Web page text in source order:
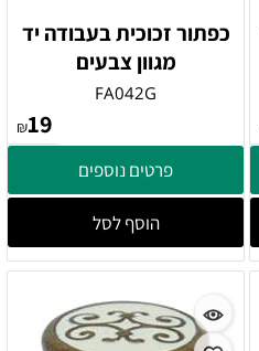
כפתור זכוכית בעבודה יד
מגוון צבעים
FA042G
₪19
פרטים נוספים
הוסף לסל